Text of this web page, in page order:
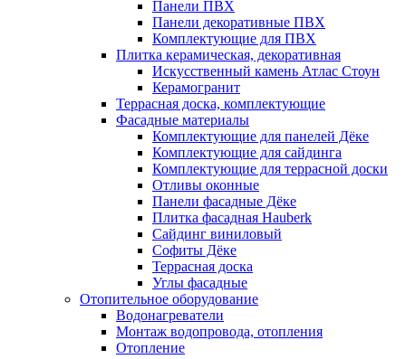
Панели ПВХ
Панели декоративные ПВХ
Комплектующие для ПВХ
Плитка керамическая, декоративная
Искусственный камень Атлас Стоун
Керамогранит
Террасная доска, комплектующие
Фасадные материалы
Комплектующие для панелей Дёке
Комплектующие для сайдинга
Комплектующие для террасной доски
Отливы оконные
Панели фасадные Дёке
Плитка фасадная Hauberk
Сайдинг виниловый
Софиты Дёке
Террасная доска
Углы фасадные
Отопительное оборудование
Водонагреватели
Монтаж водопровода, отопления
Отопление